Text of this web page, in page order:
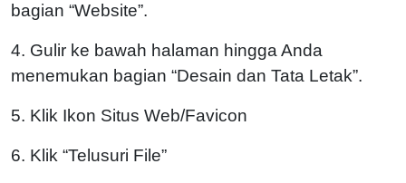
bagian “Website”.
4. Gulir ke bawah halaman hingga Anda
menemukan bagian “Desain dan Tata Letak”.
5. Klik Ikon Situs Web/Favicon
6. Klik “Telusuri File”